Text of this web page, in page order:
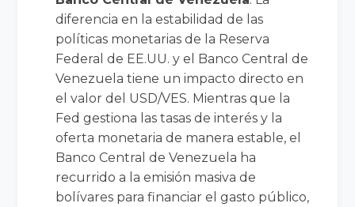
diferencia en la estabilidad de las
políticas monetarias de la Reserva
Federal de EE.UU. y el Banco Central de
Venezuela tiene un impacto directo en
el valor del USD/VES. Mientras que la
Fed gestiona las tasas de interés y la
oferta monetaria de manera estable, el
Banco Central de Venezuela ha
recurrido a la emisión masiva de
bolívares para financiar el gasto público,